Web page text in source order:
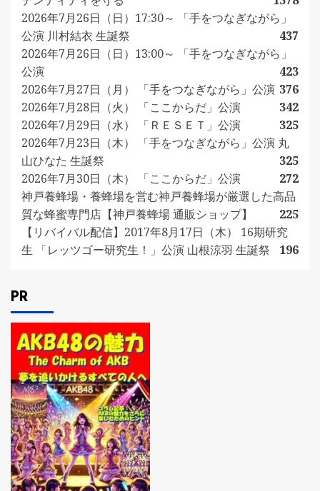
2026年7月26日（日）17:30～ 「手をつなぎながら」
公演 川村結衣 生誕祭
437
2026年7月26日（日）13:00～ 「手をつなぎながら」
公演
423
2026年7月27日（月） 「手をつなぎながら」公演 376
2026年7月28日（火） 「ここからだ」公演
342
2026年7月29日（水） 「ＲＥＳＥＴ」公演
325
2026年7月23日（木） 「手をつなぎながら」公演 丸
山ひなた 生誕祭
325
2026年7月30日（木） 「ここからだ」公演
272
神戸養蜂場・養蜂場を営む神戸養蜂場が厳選した高品
質な蜂蜜専門店【神戸養蜂場 通販ショップ】
225
【リバイバル配信】2017年8月17日（木） 16期研究
生 「レッツゴー研究生！」公演 山根涼羽 生誕祭
196
PR